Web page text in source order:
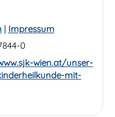
0
wien.at/unser-
mit-
| Impressum